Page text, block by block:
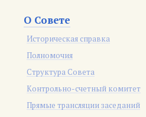
О Совете
Историческая справка
Полномочия
Структура Совета
Контрольно-счетный комитет
Прямые трансляции заседаний